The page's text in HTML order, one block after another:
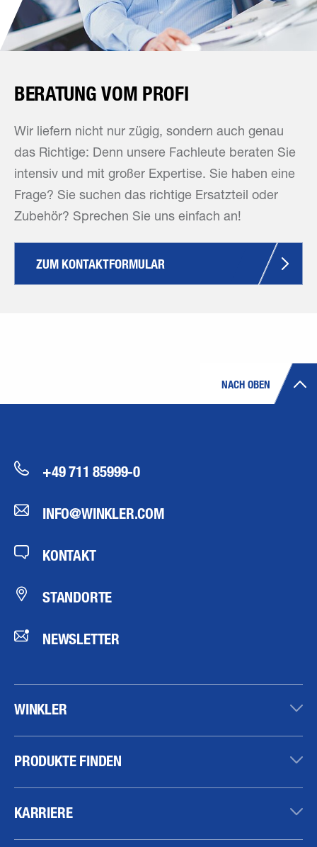
BERATUNG VOM PROFI
Wir liefern nicht nur zügig, sondern auch genau
das Richtige: Denn unsere Fachleute beraten Sie
intensiv und mit großer Expertise. Sie haben eine
Frage? Sie suchen das richtige Ersatzteil oder
Zubehör? Sprechen Sie uns einfach an!
ZUM KONTAKTFORMULAR
NACH OBEN
+49 711 85999-0
INFO@WINKLER.COM
KONTAKT
STANDORTE
NEWSLETTER
WINKLER
PRODUKTE FINDEN
KARRIERE